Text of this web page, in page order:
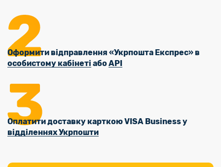
Оформити відправлення «Укрпошта Експрес» в
особистому кабінеті абоAPI
Оплатити доставку карткою VISA Business у
відділеннях Укрпошти